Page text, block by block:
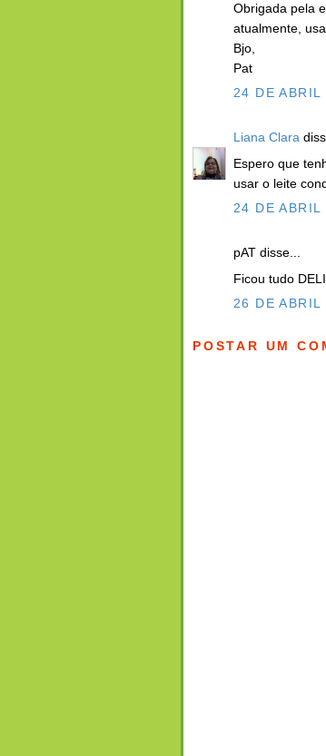
Obrigada pela
atualmente,
Bjo,
Pat
24 DE
Liana Clara
Espero que
usar o leite
24 DE
pAT disse...
Ficou tudo
26 DE
POSTAR UM